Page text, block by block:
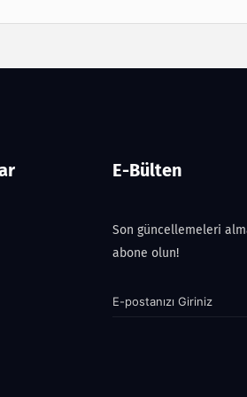
E-Bülten
Son güncellemeleri
abone olun!